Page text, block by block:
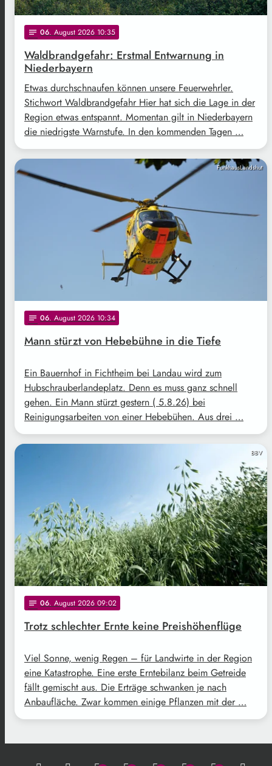
notes 06. August 2026 10:35
Waldbrandgefahr: Erstmal Entwarnung in
Niederbayern
Etwas durchschnaufen können unsere Feuerwehrler.
Stichwort Waldbrandgefahr Hier hat sich die Lage in der
Region etwas entspannt. Momentan gilt in Niederbayern
die niedrigste Warnstufe. In den kommenden Tagen …
FunkhausLandshut
notes 06. August 2026 10:34
Mann stürzt von Hebebühne in die Tiefe
Ein Bauernhof in Fichtheim bei Landau wird zum
Hubschrauberlandeplatz. Denn es muss ganz schnell
gehen. Ein Mann stürzt gestern ( 5.8.26) bei
Reinigungsarbeiten von einer Hebebühen. Aus drei …
BBV
notes 06. August 2026 09:02
Trotz schlechter Ernte keine Preishöhenflüge
Viel Sonne, wenig Regen – für Landwirte in der Region
eine Katastrophe. Eine erste Erntebilanz beim Getreide
fällt gemischt aus. Die Erträge schwanken je nach
Anbaufläche. Zwar kommen einige Pflanzen mit der …